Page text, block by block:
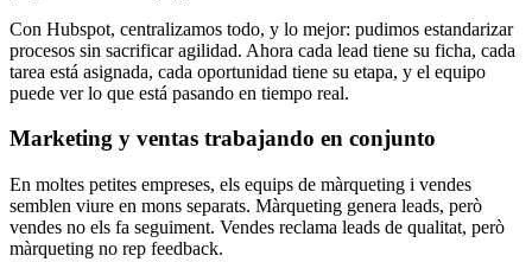
Con Hubspot, centralizamos todo, y lo mejor: pudimos estandarizar
procesos sin sacrificar agilidad. Ahora cada lead tiene su ficha, cada
tarea está asignada, cada oportunidad tiene su etapa, y el equipo
puede ver lo que está pasando en tiempo real.
Marketing y ventas trabajando en conjunto
En moltes petites empreses, els equips de màrqueting i vendes
semblen viure en mons separats. Màrqueting genera leads, però
vendes no els fa seguiment. Vendes reclama leads de qualitat, però
màrqueting no rep feedback.